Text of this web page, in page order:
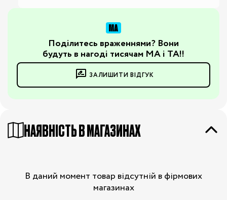
Поділитесь враженнями? Вони
будуть в нагоді тисячам МА і ТА!!
ЗАЛИШИТИ ВІДГУК
НАЯВНІСТЬ В МАГАЗИНАХ
В даний момент товар відсутній в фірмових
магазинах